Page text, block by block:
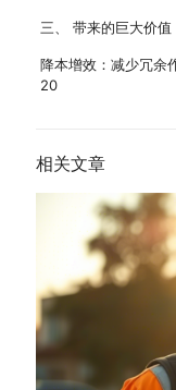
三、 带来的巨大价值
降本增效：减少冗余
20
相关文章